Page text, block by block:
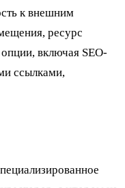
к внешним
ресурс
включая SEO-
ссылками,